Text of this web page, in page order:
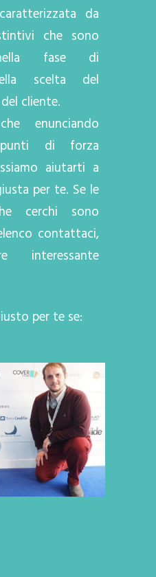
da
che sono
fase di
scelta del
cliente.
enunciando
di forza
aiutarti a
per te. Se le
cerchi sono
contattaci,
interessante
per te se: